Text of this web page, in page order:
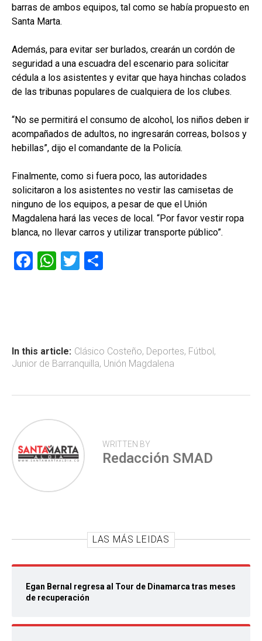
barras de ambos equipos, tal como se había propuesto en
Santa Marta.
Además, para evitar ser burlados, crearán un cordón de
seguridad a una escuadra del escenario para solicitar
cédula a los asistentes y evitar que haya hinchas colados
de las tribunas populares de cualquiera de los clubes.
“No se permitirá el consumo de alcohol, los niños deben ir
acompañados de adultos, no ingresarán correas, bolsos y
hebillas”, dijo el comandante de la Policía.
Finalmente, como si fuera poco, las autoridades
solicitaron a los asistentes no vestir las camisetas de
ninguno de los equipos, a pesar de que el Unión
Magdalena hará las veces de local. “Por favor vestir ropa
blanca, no llevar carros y utilizar transporte público”.
F
ok
W
p
p
T
tir
In this article: Clásico Costeño, Deportes, Fútbol ,
Junior de Barranquilla, Unión Magdalena
WRITTEN BY
Redacción SMAD
LAS MÁS LEIDAS
Egan Bernal regresa al Tour de Dinamarca tras meses
de recuperación